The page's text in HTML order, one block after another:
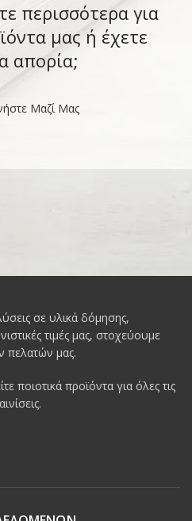
περισσότερα για
μας ή έχετε
απορία;
Μαζί Μας
σε υλικά δόμησης,
τιμές μας, στοχεύουμε
πελατών μας.
ποιοτικά προϊόντα για όλες τις